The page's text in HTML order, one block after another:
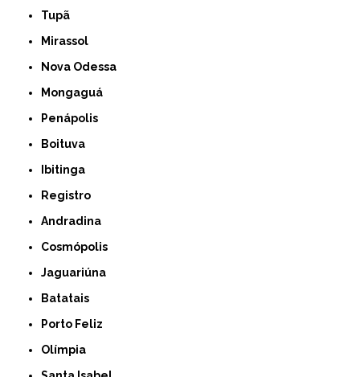
Tupã
Mirassol
Nova Odessa
Mongaguá
Penápolis
Boituva
Ibitinga
Registro
Andradina
Cosmópolis
Jaguariúna
Batatais
Porto Feliz
Olímpia